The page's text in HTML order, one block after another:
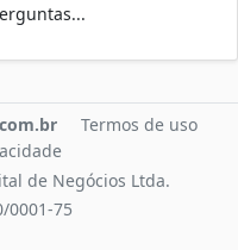
Termos de uso
de Negócios Ltda.
0001-75